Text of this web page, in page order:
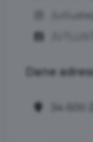
Dane
34-500